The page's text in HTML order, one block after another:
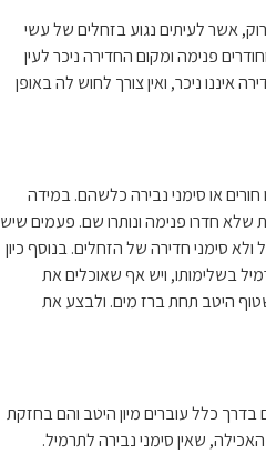
אשר לעיתים נגוע בזחלים של עשי
פנימה ומקום החדירה ניכר לעין
איננו ניכר, ואין צורך לחוש לה באופן
או סימני נבירה כלשהם. במידה
שלא חדרו פנימה ונותרו שם. פעמים שיש
סימני חדירה של הזחלים. בנוסף כיון
בשלימותו, ויש אף שאוכלים את
היטב תחת ברז מים. ולבצע את
בדרך כלל עוברים מיון היטב והם בחזקת
שאין סימני נבירה לתרמיל.